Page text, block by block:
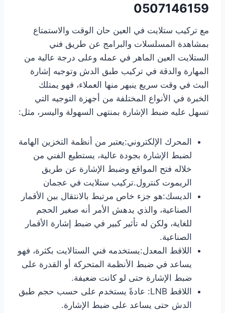
0507146159
مع تركيب ستلايت في العين حان الوقت والاستمتاع
بمشاهدة المسلسلات والبرامج عن طريق فني
الستلايت العين الماهر في عمله وعلى درجة عالية من
المهارة والدقة في تركيب طبق الدش وتوجيه إشارة
البث في وقت سريع ينبهر منها العملاء، فهو يمتلك
الخبرة في الأنواع المختلفة من أجهزة التوجيه التي
تسهل عليه ضبط الإشارة بمنتهى السهولة واليسر، مثل:
المحرك الإلكتروني:يعتبر من أنظمة التخزين الهامة
لضبط الإشارة بجودة عالية، يستطيع الفني من
خلاله فتح المواقع وضبط الإشارة عن طريق
الريموت كنترول.تركيب ستلايت في عجمان
الديسك:هو جزء خاص مرتبط بالانتقال بين الأقمار
الصناعية، والذي يدهش الأمر أنه صغير الحجم
للغاية، ولكن له تأثير كبير في ضبط إشارة الأقمار
الصناعية.
اللاقط المعدل:يستخدمه فني الستالايت بكثرة، فهو
يساعد في ضبط الأنظمة المتحركة أو القدرة على
ضبط الإشارة حتى لو كانت ضعيفة.
اللاقط LNB: عادةً يستخدم على حسب حجم طبق
الدش حتى يساعد على ضبط الإشارة.